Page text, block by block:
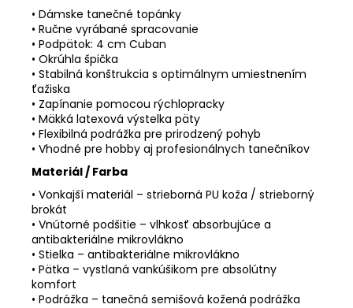
• Dámske tanečné topánky
• Ručne vyrábané spracovanie
• Podpätok: 4 cm Cuban
• Okrúhla špička
• Stabilná konštrukcia s optimálnym umiestnením
ťažiska
• Zapínanie pomocou rýchlopracky
• Mäkká latexová výstelka päty
• Flexibilná podrážka pre prirodzený pohyb
• Vhodné pre hobby aj profesionálnych tanečníkov
Materiál / Farba
• Vonkajší materiál – strieborná PU koža / strieborný
brokát
• Vnútorné podšitie – vlhkosť absorbujúce a
antibakteriálne mikrovlákno
• Stielka – antibakteriálne mikrovlákno
• Pätka – vystlaná vankúšikom pre absolútny
komfort
• Podrážka – tanečná semišová kožená podrážka